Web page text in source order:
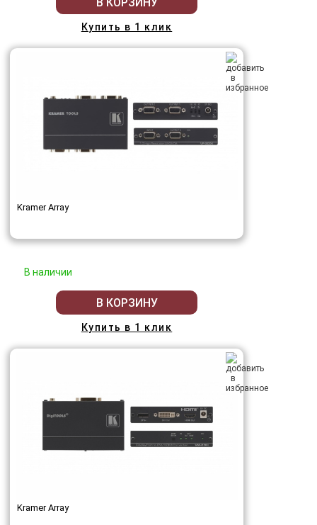
Купить в 1 клик
Kramer Array
В наличии
В КОРЗИНУ
Купить в 1 клик
Kramer Array